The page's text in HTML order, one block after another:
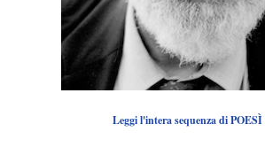
Leggi l'intera sequenza di POESÌ